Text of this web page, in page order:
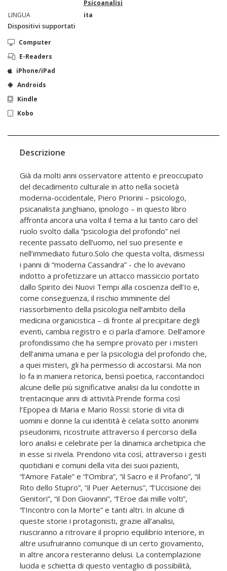
Psicoanalisi
LINGUA
ita
Dispositivi supportati
Computer
E-Readers
iPhone/iPad
Androids
Kindle
Kobo
Descrizione
Già da molti anni osservatore attento e preoccupato
del decadimento culturale in atto nella società
moderna-occidentale, Piero Priorini – psicologo,
psicanalista junghiano, ipnologo – in questo libro
affronta ancora una volta il tema a lui tanto caro del
ruolo svolto dalla “psicologia del profondo” nel
recente passato dell’uomo, nel suo presente e
nell’immediato futuro.Solo che questa volta, dismessi
i panni di “moderna Cassandra” - che lo avevano
indotto a profetizzare un attacco massiccio portato
dallo Spirito dei Nuovi Tempi alla coscienza dell’Io e,
come conseguenza, il rischio imminente del
riassorbimento della psicologia nell’ambito della
medicina organicistica – di fronte al precipitare degli
eventi, cambia registro e ci parla d’amore. Dell’amore
profondissimo che ha sempre provato per i misteri
dell’anima umana e per la psicologia del profondo che,
a quei misteri, gli ha permesso di accostarsi. Ma non
lo fa in maniera retorica, bensì poetica, raccontandoci
alcune delle più significative analisi da lui condotte in
trentacinque anni di attività.Prende forma così
l’Epopea di Maria e Mario Rossi: storie di vita di
uomini e donne la cui identità è celata sotto anonimi
pseudonimi, ricostruite attraverso il percorso della
loro analisi e celebrate per la dinamica archetipica che
in esse si rivela. Prendono vita così, attraverso i gesti
quotidiani e comuni della vita dei suoi pazienti,
“l’Amore Fatale” e “l’Ombra”, “il Sacro e il Profano”, “il
Rito dello Stupro”, “il Puer Aeternus”, “l’Uccisione dei
Genitori”, “il Don Giovanni”, “l’Eroe dai mille volti”,
“l’Incontro con la Morte” e tanti altri. In alcune di
queste storie i protagonisti, grazie all’analisi,
riusciranno a ritrovare il proprio equilibrio interiore, in
altre usufruiranno comunque di un certo giovamento,
in altre ancora resteranno delusi. La contemplazione
lucida e schietta di questo ventaglio di possibilità,